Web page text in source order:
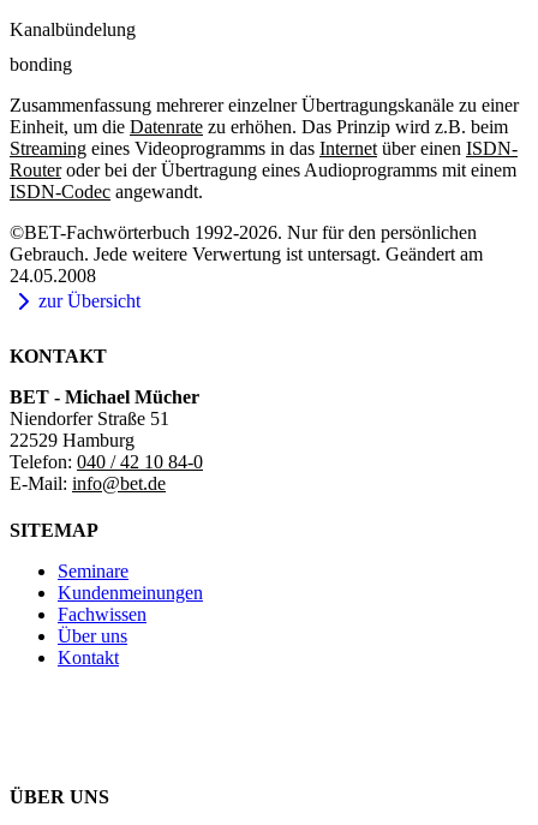
Kanalbündelung
bonding
Zusammenfassung mehrerer einzelner Übertragungskanäle zu einer
Einheit, um die Datenrate zu erhöhen. Das Prinzip wird z.B. beim
Streaming eines Videoprogramms in das Internet über einen ISDN-
Routeroder bei der Übertragung eines Audioprogramms mit einem
ISDN-Codec angewandt.
©BET-Fachwörterbuch 1992-2026. Nur für den persönlichen
Gebrauch. Jede weitere Verwertung ist untersagt. Geändert am
24.05.2008
zur Übersicht
KONTAKT
BET - Michael Mücher
Niendorfer Straße 51
22529 Hamburg
Telefon: 040 / 42 10 84-0
E-Mail: info@bet.de
SITEMAP
Seminare
Kundenmeinungen
Fachwissen
Über uns
Kontakt
ÜBER UNS